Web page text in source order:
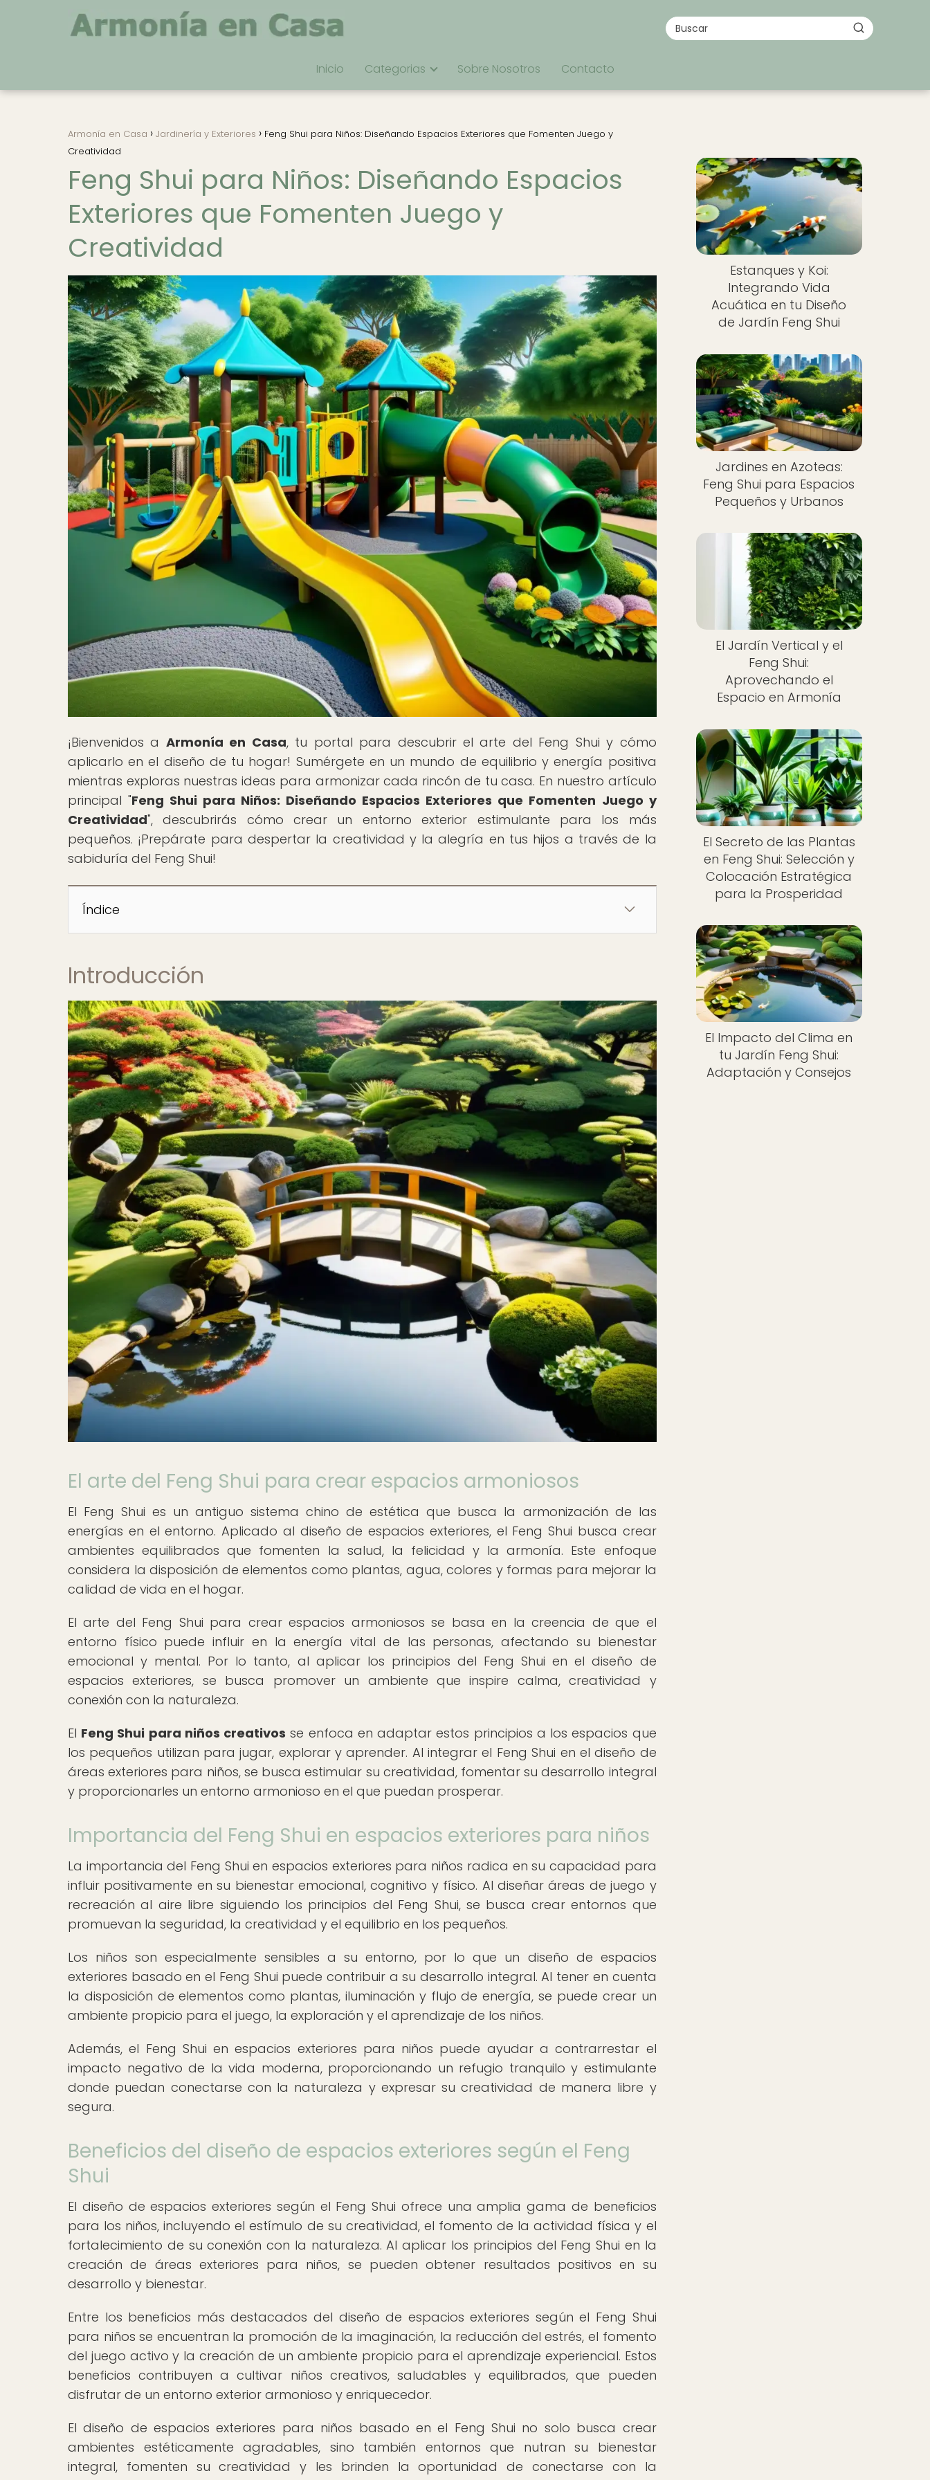
Inicio Categorias Sobre Nosotros Contacto
Armonía en Casa Jardinería y Exteriores
Feng Shui para Niños: Diseñando Espacios Exteriores que Fomenten Juego y
Creatividad
Feng Shui para Niños: Diseñando Espacios
Exteriores que Fomenten Juego y
Creatividad
¡Bienvenidos a Armonía en Casa, tu portal para descubrir el arte del Feng Shui y cómo
aplicarlo en el diseño de tu hogar! Sumérgete en un mundo de equilibrio y energía positiva
mientras exploras nuestras ideas para armonizar cada rincón de tu casa. En nuestro artículo
principal "Feng Shui para Niños: Diseñando Espacios Exteriores que Fomenten Juego y
Creatividad", descubrirás cómo crear un entorno exterior estimulante para los más
pequeños. ¡Prepárate para despertar la creatividad y la alegría en tus hijos a través de la
sabiduría del Feng Shui!
Índice
Introducción
El arte del Feng Shui para crear espacios armoniosos
El Feng Shui es un antiguo sistema chino de estética que busca la armonización de las
energías en el entorno. Aplicado al diseño de espacios exteriores, el Feng Shui busca crear
ambientes equilibrados que fomenten la salud, la felicidad y la armonía. Este enfoque
considera la disposición de elementos como plantas, agua, colores y formas para mejorar la
calidad de vida en el hogar.
El arte del Feng Shui para crear espacios armoniosos se basa en la creencia de que el
entorno físico puede influir en la energía vital de las personas, afectando su bienestar
emocional y mental. Por lo tanto, al aplicar los principios del Feng Shui en el diseño de
espacios exteriores, se busca promover un ambiente que inspire calma, creatividad y
conexión con la naturaleza.
El Feng Shui para niños creativos se enfoca en adaptar estos principios a los espacios que
los pequeños utilizan para jugar, explorar y aprender. Al integrar el Feng Shui en el diseño de
áreas exteriores para niños, se busca estimular su creatividad, fomentar su desarrollo integral
y proporcionarles un entorno armonioso en el que puedan prosperar.
Importancia del Feng Shui en espacios exteriores para niños
La importancia del Feng Shui en espacios exteriores para niños radica en su capacidad para
influir positivamente en su bienestar emocional, cognitivo y físico. Al diseñar áreas de juego y
recreación al aire libre siguiendo los principios del Feng Shui, se busca crear entornos que
promuevan la seguridad, la creatividad y el equilibrio en los pequeños.
Los niños son especialmente sensibles a su entorno, por lo que un diseño de espacios
exteriores basado en el Feng Shui puede contribuir a su desarrollo integral. Al tener en cuenta
la disposición de elementos como plantas, iluminación y flujo de energía, se puede crear un
ambiente propicio para el juego, la exploración y el aprendizaje de los niños.
Además, el Feng Shui en espacios exteriores para niños puede ayudar a contrarrestar el
impacto negativo de la vida moderna, proporcionando un refugio tranquilo y estimulante
donde puedan conectarse con la naturaleza y expresar su creatividad de manera libre y
segura.
Beneficios del diseño de espacios exteriores según el Feng
Shui
El diseño de espacios exteriores según el Feng Shui ofrece una amplia gama de beneficios
para los niños, incluyendo el estímulo de su creatividad, el fomento de la actividad física y el
fortalecimiento de su conexión con la naturaleza. Al aplicar los principios del Feng Shui en la
creación de áreas exteriores para niños, se pueden obtener resultados positivos en su
desarrollo y bienestar.
Entre los beneficios más destacados del diseño de espacios exteriores según el Feng Shui
para niños se encuentran la promoción de la imaginación, la reducción del estrés, el fomento
del juego activo y la creación de un ambiente propicio para el aprendizaje experiencial. Estos
beneficios contribuyen a cultivar niños creativos, saludables y equilibrados, que pueden
disfrutar de un entorno exterior armonioso y enriquecedor.
El diseño de espacios exteriores para niños basado en el Feng Shui no solo busca crear
ambientes estéticamente agradables, sino también entornos que nutran su bienestar
integral, fomenten su creatividad y les brinden la oportunidad de conectarse con la
Estanques y Koi:
Integrando Vida
Acuática en tu Diseño
de Jardín Feng Shui
Jardines en Azoteas:
Feng Shui para Espacios
Pequeños y Urbanos
El Jardín Vertical y el
Feng Shui:
Aprovechando el
Espacio en Armonía
El Secreto de las Plantas
en Feng Shui: Selección y
Colocación Estratégica
para la Prosperidad
El Impacto del Clima en
tu Jardín Feng Shui:
Adaptación y Consejos